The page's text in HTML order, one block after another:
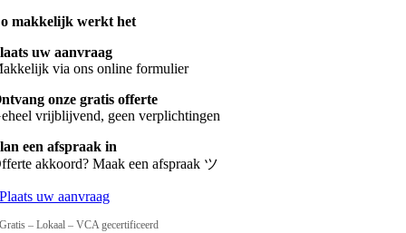
makkelijk werkt het
uw aanvraag
via ons online formulier
onze gratis offerte
vrijblijvend, geen verplichtingen
een afspraak in
akkoord? Maak een afspraak ツ
Plaats uw aanvraag
Gratis – Lokaal – VCA gecertificeerd